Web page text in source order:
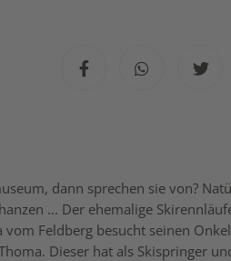
dann sprechen sie von?
... Der ehemalige
Feldberg besucht seinen
Dieser hat als Skispringer